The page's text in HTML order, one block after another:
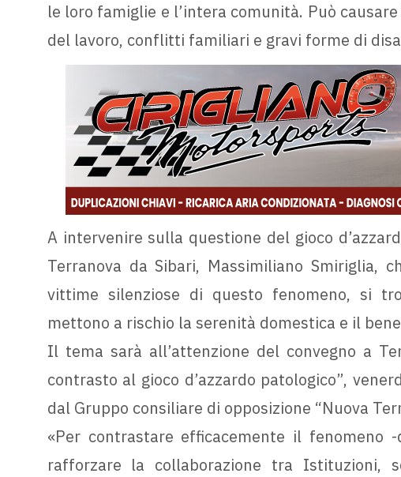
le loro famiglie e l’intera comunità. Può
del lavoro, conflitti familiari e gravi forme di
A intervenire sulla questione del gioco
Terranova da Sibari, Massimiliano Smiriglia,
vittime silenziose di questo fenomeno, si
mettono a rischio la serenità domestica e il
Il tema sarà all’attenzione del convegno a
contrasto al gioco d’azzardo patologico”,
dal Gruppo consiliare di opposizione “Nuova
«Per contrastare efficacemente il fenomeno
rafforzare la collaborazione tra Istituzioni,